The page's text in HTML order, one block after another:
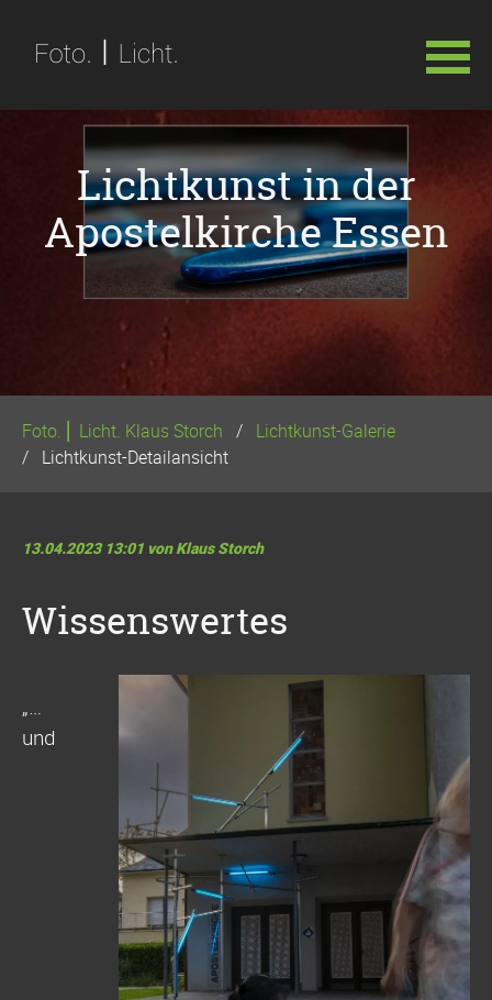
Navigation
überspringen
Lichtkunst in der
Apostelkirche Essen
Foto. ⎢ Licht. Klaus Storch
Lichtkunst-Galerie
Lichtkunst-Detailansicht
13.04.2023 13:01 von Klaus Storch
Wissenswertes
„…
und